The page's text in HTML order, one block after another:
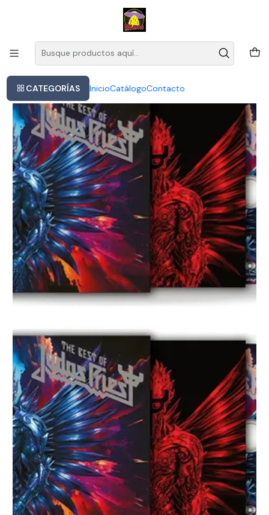
CATEGORÍAS InicioCatálogoContacto
Este es el texto del slide